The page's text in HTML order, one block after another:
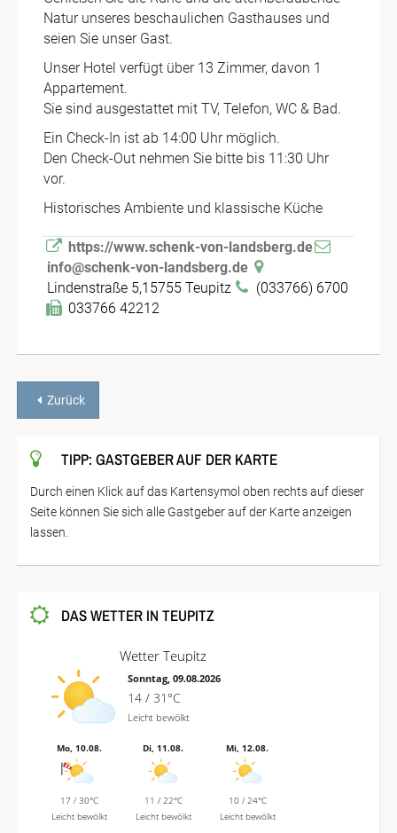
Natur unseres beschaulichen Gasthauses und
seien Sie unser Gast.
Unser Hotel verfügt über 13 Zimmer, davon 1
Appartement.
Sie sind ausgestattet mit TV, Telefon, WC & Bad.
Ein Check-In ist ab 14:00 Uhr möglich.
Den Check-Out nehmen Sie bitte bis 11:30 Uhr
vor.
Historisches Ambiente und klassische Küche
https://www.schenk-von-landsberg.de
info@schenk-von-landsberg.de
Lindenstraße 5,15755 Teupitz
(033766) 6700
033766 42212
Zurück
TIPP: GASTGEBER AUF DER KARTE
Durch einen Klick auf das Kartensymol oben rechts auf dieser
Seite können Sie sich alle Gastgeber auf der Karte anzeigen
lassen.
DAS WETTER IN TEUPITZ
Wetter Teupitz
Sonntag, 09.08.2026
14 / 31°C
Leicht bewölkt
Mo, 10.08.
17 / 30°C
Leicht bewölkt
Di, 11.08.
11 / 22°C
Leicht bewölkt
Mi, 12.08.
10 / 24°C
Leicht bewölkt